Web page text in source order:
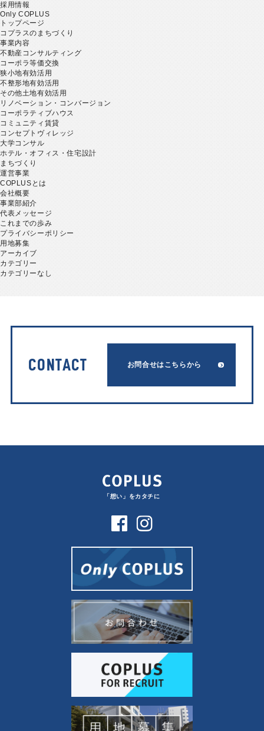
採用情報
Only COPLUS
トップページ
コプラスのまちづくり
事業内容
不動産コンサルティング
コーポラ等価交換
狭小地有効活用
不整形地有効活用
その他土地有効活用
リノベーション・コンバージョン
コーポラティブハウス
コミュニティ賃貸
コンセプトヴィレッジ
大学コンサル
ホテル・オフィス・住宅設計
まちづくり
運営事業
COPLUSとは
会社概要
事業部紹介
代表メッセージ
これまでの歩み
プライバシーポリシー
用地募集
アーカイブ
カテゴリー
カテゴリーなし
CONTACT お問合せはこちらから
「想い」をカタチに